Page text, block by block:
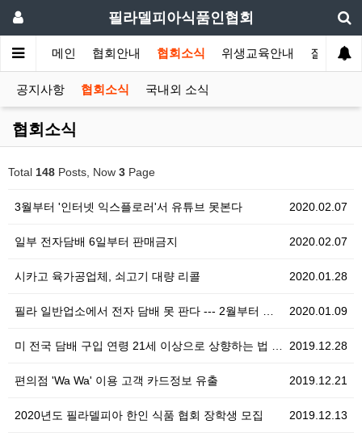
필라델피아식품인협회
메인 협회안내 협회소식 위생교육안내 질의답변
공지사항 협회소식 국내외 소식
협회소식
Total 148 Posts, Now 3 Page
2020.02.07
3월부터 '인터넷 익스플로러'서 유튜브 못본다
2020.02.07
일부 전자담배 6일부터 판매금지
2020.01.28
시카고 육가공업체, 쇠고기 대량 리콜
2020.01.09
필라 일반업소에서 전자 담배 못 판다 --- 2월부터 …
2019.12.28
미 전국 담배 구입 연령 21세 이상으로 상향하는 법 …
2019.12.21
편의점 'Wa Wa' 이용 고객 카드정보 유출
2019.12.13
2020년도 필라델피아 한인 식품 협회 장학생 모집